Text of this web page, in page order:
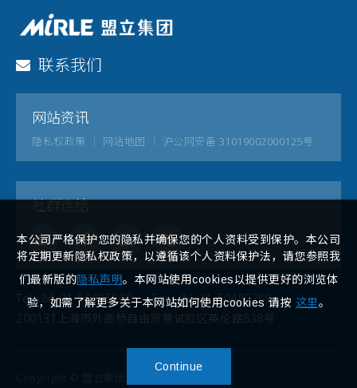
联系我们
网站资讯
隐私权政策 网站地图 沪公网安备 31019002000125号
社群连结
Tel 86-21-50485800 Fax
86-21-50485209
200131上海市外高桥自由贸易试验区英伦路838号
本公司严格保护您的隐私并确保您的个人资料受到保护。本公司
将定期更新隐私权政策，以遵循该个人资料保护法，请您参照我
们最新版的隐私声明。本网站使用cookies以提供更好的浏览体
验，如需了解更多关于本网站如何使用cookies 请按 这里。
Continue